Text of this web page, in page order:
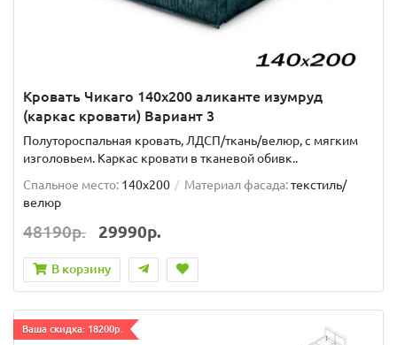
Кровать Чикаго 140х200 аликанте изумруд
(каркас кровати) Вариант 3
Полутороспальная кровать, ЛДСП/ткань/велюр, с мягким
изголовьем. Каркас кровати в тканевой обивк..
Спальное место: 140x200 Материал фасада:текстиль/
велюр
48190р. 29990р.
В корзину
Ваша скидка: 18200р.